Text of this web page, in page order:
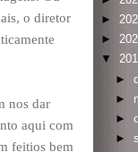
o diretor
nos dar
aqui com
feitios bem
►
►
▼
►
►
►
►